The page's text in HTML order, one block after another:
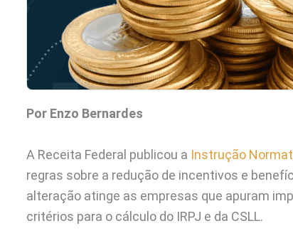
Por Enzo Bernardes
A Receita Federal publicou a Instrução
regras sobre a redução de incentivos e
alteração atinge as empresas que apuram
critérios para o cálculo do IRPJ e da CSLL.